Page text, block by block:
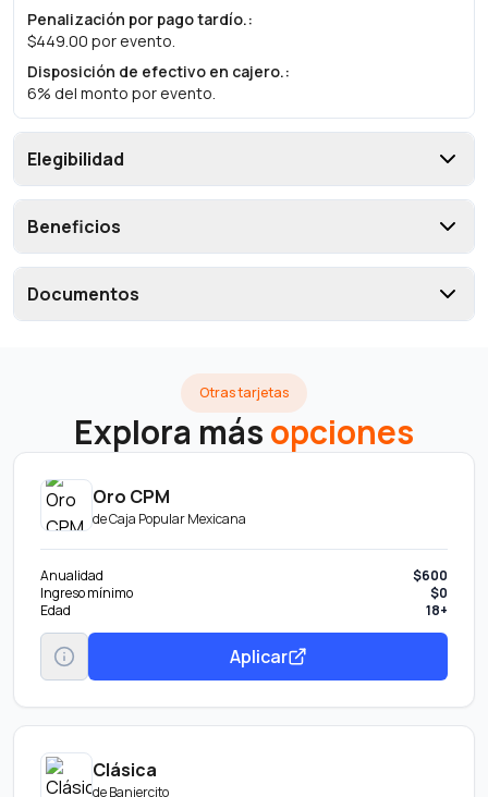
Penalización por pago tardío.:
$449.00 por evento.
Disposición de efectivo en cajero.:
6% del monto por evento.
Elegibilidad
Beneficios
Documentos
Otras tarjetas
Explora másopciones
Oro CPM
deCaja Popular Mexicana
Anualidad
$600
Ingreso mínimo
$0
Edad
18+
Aplicar
Clásica
deBanjercito